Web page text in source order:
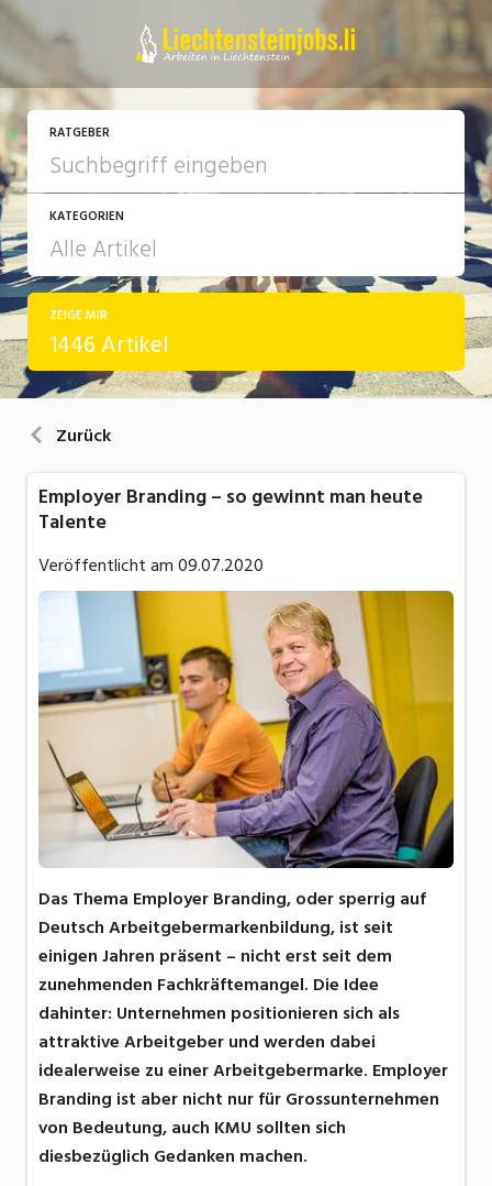
RATGEBER
KATEGORIEN
Arbeit
Ausbildung / Weiterbildung
ZEIGE MIR
1446 Artikel
Zurück
Employer Branding – so gewinnt man heute
Talente
Veröffentlicht am09.07.2020
Das Thema Employer Branding, oder sperrig auf
Deutsch Arbeitgebermarkenbildung, ist seit
einigen Jahren präsent – nicht erst seit dem
zunehmenden Fachkräftemangel. Die Idee
dahinter: Unternehmen positionieren sich als
attraktive Arbeitgeber und werden dabei
idealerweise zu einer Arbeitgebermarke. Employer
Branding ist aber nicht nur für Grossunternehmen
von Bedeutung, auch KMU sollten sich
diesbezüglich Gedanken machen.